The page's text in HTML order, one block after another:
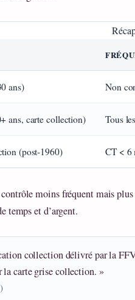
ans) Non
ans, carte collection) Tous
(post-1960) CT < 6
moins fréquent mais
temps et d’argent.
collection délivré par la
la carte grise collection. »